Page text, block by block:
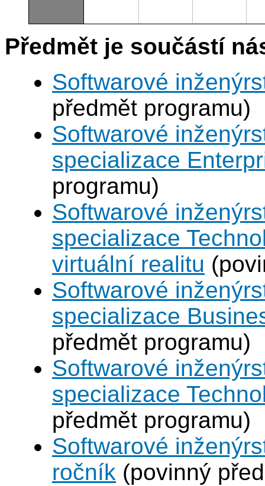
Předmět je součástí
Softwarové
předmět programu)
Softwarové
specializace
programu)
Softwarové
specializace
virtuální realitu
Softwarové
specializace
předmět programu)
Softwarové
specializace
předmět programu)
Softwarové
ročník (povinný